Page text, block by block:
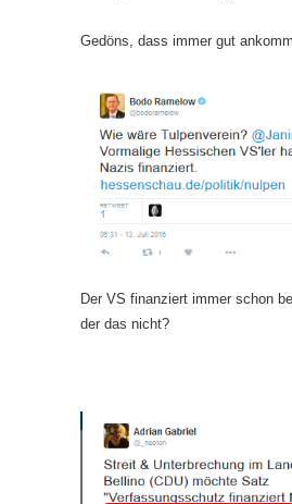
Gedöns, dass immer gut
Der VS finanziert immer schon
der das nicht?